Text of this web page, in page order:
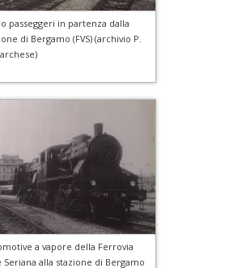
passeggeri in partenza dalla
di Bergamo (FVS) (archivio P.
a vapore della Ferrovia
Seriana alla stazione di Bergamo